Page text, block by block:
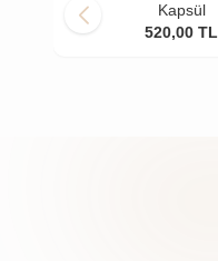
Kapsül
520,00 TL